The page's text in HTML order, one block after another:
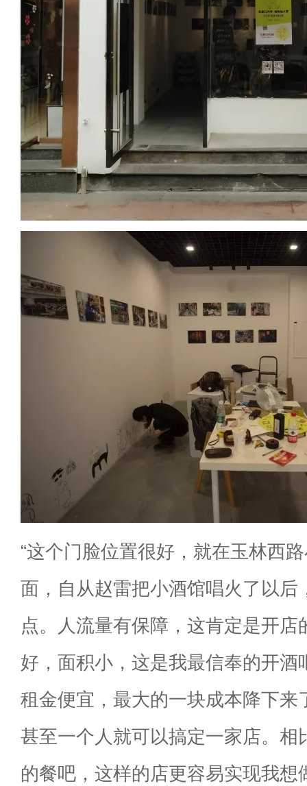
“这个门脸位置很好，就在玉林西
面，自从赵雷把小酒馆唱火了以后
点。人流量有保障，这肯定是开店
好，面积小，这是我最信奉的开酒
租金便宜，最大的一块成本降下来
甚至一个人就可以搞定一家店。相
的餐吧，这样的店更容易实现我想